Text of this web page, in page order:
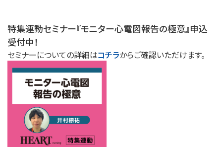
特集連動セミナー『モニター心電図報告の極意』申込
受付中！
セミナーについての詳細はコチラからご確認いただけます。